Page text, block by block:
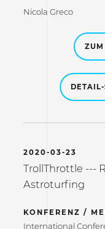
Nicola Greco
ZUM
DETAIL-
2020-03-23
TrollThrottle ---
Astroturfing
KONFERENZ /
International